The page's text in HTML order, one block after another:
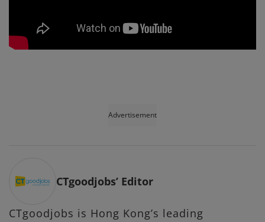
Advertisement
CTgoodjobs’ Editor
CTgoodjobs is Hong Kong’s leading